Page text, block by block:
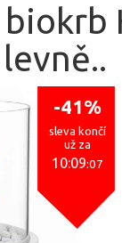
-41%
sleva končí
už za
10:09:06